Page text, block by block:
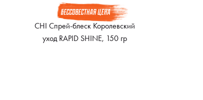
CHI Спрей-блеск Королевский
уход RAPID SHINE, 150 гр